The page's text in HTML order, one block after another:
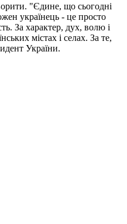
"Єдине, що сьогодні
українець - це просто
За характер, дух, волю і
містах і селах. За те,
України.